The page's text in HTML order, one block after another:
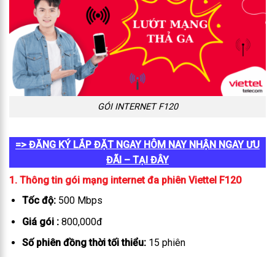
GÓI INTERNET F120
=> ĐĂNG KÝ LẮP ĐẶT NGAY HÔM NAY NHẬN NGAY ƯU
ĐÃI – TẠI ĐÂY
1. Thông tin gói mạng internet đa phiên Viettel F120
Tốc độ: 500 Mbps
Giá gói : 800,000đ
Số phiên đồng thời tối thiểu: 15 phiên